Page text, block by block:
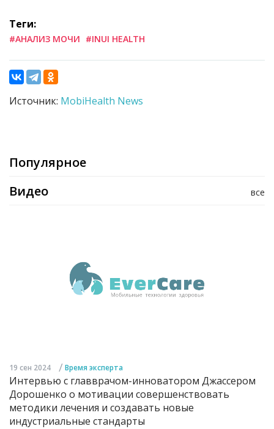
Теги:
#АНАЛИЗ МОЧИ #INUI HEALTH
Источник: MobiHealth News
Популярное
все
Видео
19 сен 2024 / Время эксперта
Интервью с главврачом-инноватором Джассером
Дорошенко о мотивации совершенствовать
методики лечения и создавать новые
индустриальные стандарты